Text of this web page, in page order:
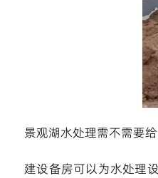
景观湖水处理需不需要
建设备房可以为水处理